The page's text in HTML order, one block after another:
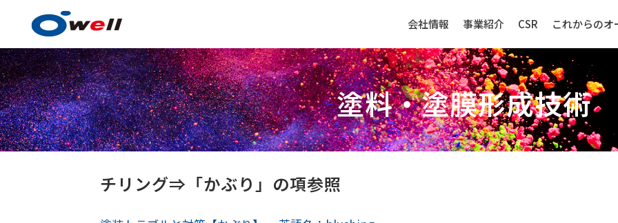
会社情報 事業紹介
塗料・塗膜形成技術 生産財（化成品・物資） センサー
CSR これからのオ
塗料・塗膜形成技術
チリング⇒「かぶり」の項参照